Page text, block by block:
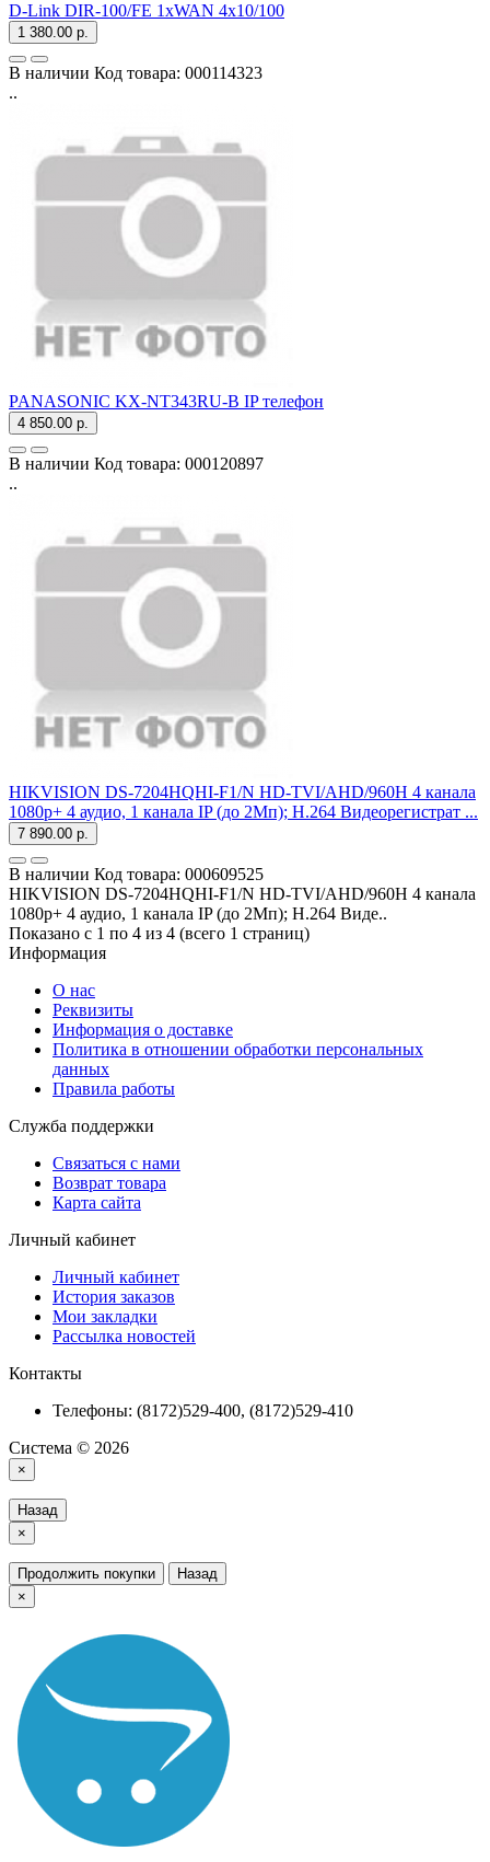
D-Link DIR-100/FE 1xWAN 4x10/100
1 380.00 р.
В наличии Код товара: 000114323
..
PANASONIC KX-NT343RU-B IP телефон
4 850.00 р.
В наличии Код товара: 000120897
..
HIKVISION DS-7204HQHI-F1/N HD-TVI/AHD/960H 4 канала
1080p+ 4 аудио, 1 канала IP (до 2Мп); H.264 Видеорегистрат ...
7 890.00 р.
В наличии Код товара: 000609525
HIKVISION DS-7204HQHI-F1/N HD-TVI/AHD/960H 4 канала
1080p+ 4 аудио, 1 канала IP (до 2Мп); H.264 Виде..
Показано с 1 по 4 из 4 (всего 1 страниц)
Информация
О нас
Реквизиты
Информация о доставке
Политика в отношении обработки персональных
данных
Правила работы
Служба поддержки
Связаться с нами
Возврат товара
Карта сайта
Личный кабинет
Личный кабинет
История заказов
Мои закладки
Рассылка новостей
Контакты
Телефоны: (8172)529-400, (8172)529-410
Система © 2026
×
Назад
×
Продолжить покупки
Назад
×